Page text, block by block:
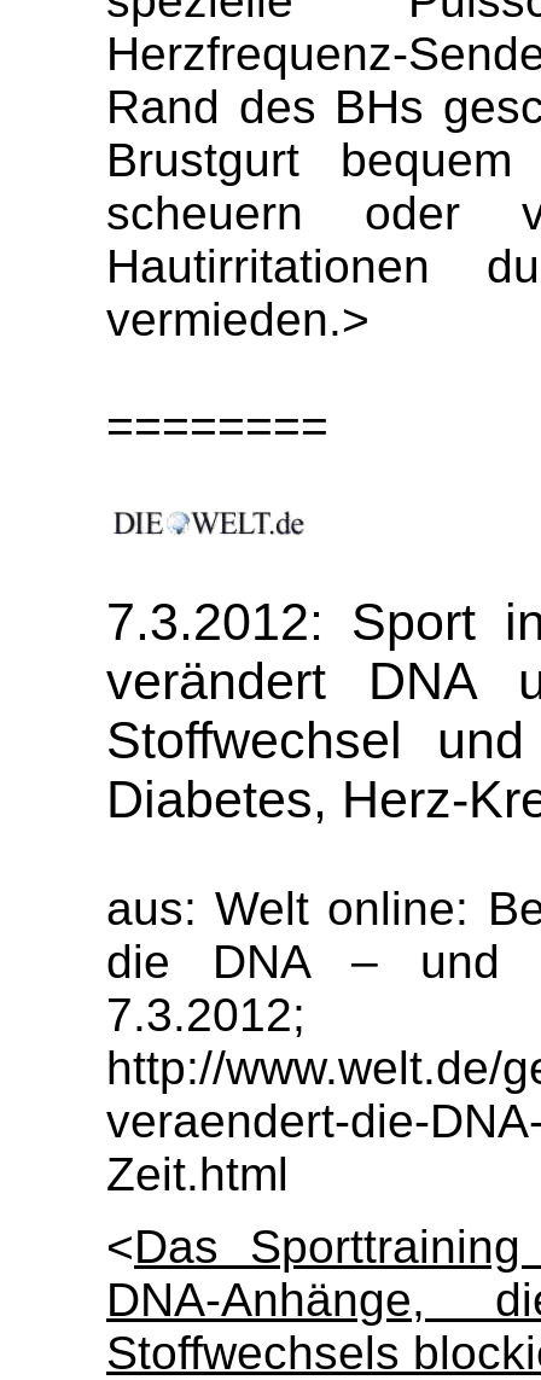
Herzfrequenz-
Rand des BHs
Brustgurt
scheuern oder
Hautirritationen
vermieden.>
========
7.3.2012: Sport
verändert DNA
Stoffwechsel
Diabetes, Herz-
aus: Welt online:
die DNA – und
7.3.2012;
http://www.welt.de/
veraendert-die-
Zeit.html
<Das
DNA-
Stoffwechsels